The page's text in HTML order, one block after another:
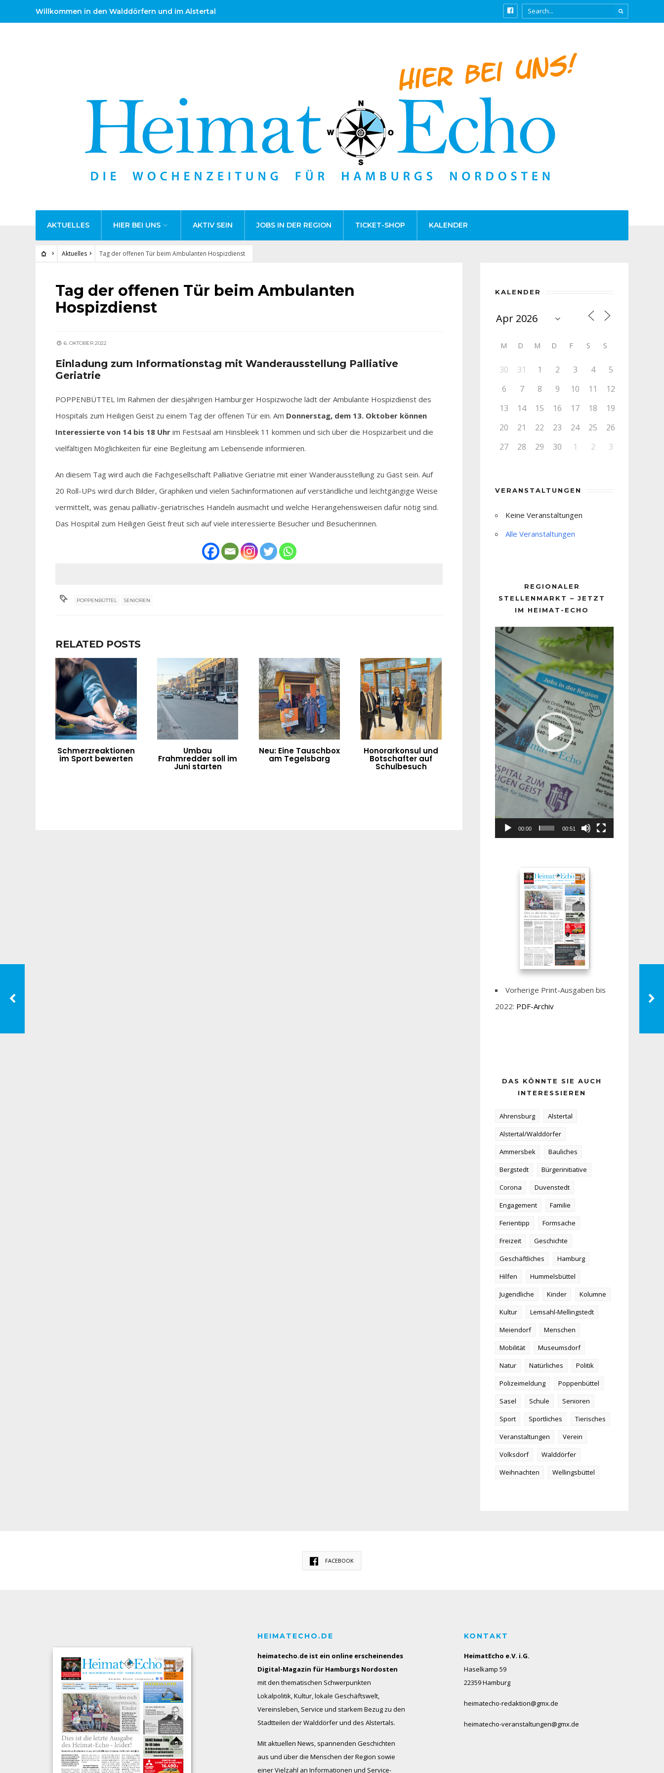
Willkommen in den Walddörfern und im Alstertal
AKTUELLES HIER BEI UNS AKTIV SEIN JOBS IN DER REGION TICKET-SHOP KALENDER
Aktuelles Tag der offenen Tür beim Ambulanten Hospizdienst
AKTUELLES
Tag der offenen Tür beim Ambulanten
Hospizdienst
6. OKTOBER 2022
Einladung zum Informationstag mit Wanderausstellung Palliative
Geriatrie
POPPENBÜTTEL Im Rahmen der diesjährigen Hamburger Hospizwoche lädt der Ambulante Hospizdienst des
Hospitals zum Heiligen Geist zu einem Tag der offenen Tür ein. Am Donnerstag, dem 13. Oktober können
Interessierte von 14 bis 18 Uhr im Festsaal am Hinsbleek 11 kommen und sich über die Hospizarbeit und die
vielfältigen Möglichkeiten für eine Begleitung am Lebensende informieren.
An diesem Tag wird auch die Fachgesellschaft Palliative Geriatrie mit einer Wanderausstellung zu Gast sein. Auf
20 Roll-UPs wird durch Bilder, Graphiken und vielen Sachinformationen auf verständliche und leichtgängige Weise
vermittelt, was genau palliativ-geriatrisches Handeln ausmacht und welche Herangehensweisen dafür nötig sind.
Das Hospital zum Heiligen Geist freut sich auf viele interessierte Besucher und Besucherinnen.
POPPENBÜTTEL SENIOREN
RELATED POSTS
Schmerzreaktionen
im Sport bewerten
Umbau
Frahmredder soll im
Juni starten
Neu: Eine Tauschbox
am Tegelsbarg
Honorarkonsul und
Botschafter auf
Schulbesuch
KALENDER
M D M D F S S
30 31 1 2 3 4
5
6
7 8 9 10 11
12
13
14 15 16 17 18
19
20
21 22 23 24 25
26
27
28 29 30 1 2 3
VERANSTALTUNGEN
Keine Veranstaltungen
Alle Veranstaltungen
REGIONALER
STELLENMARKT – JETZT
IM HEIMAT-ECHO
Player
00:00 00:51
Vorherige Print-Ausgaben bis
2022: PDF-Archiv
DAS KÖNNTE SIE AUCH
INTERESSIEREN
Ahrensburg
Alstertal
Alstertal/Walddörfer
Ammersbek
Bauliches
Bergstedt
Bürgerinitiative
Corona
Duvenstedt
Engagement
Familie
Ferientipp
Formsache
Freizeit
Geschichte
Geschäftliches
Hamburg
Hilfen
Hummelsbüttel
Jugendliche
Kinder
Kolumne
Kultur
Lemsahl-Mellingstedt
Meiendorf
Menschen
Mobilität
Museumsdorf
Natur
Natürliches
Politik
Polizeimeldung
Poppenbüttel
Sasel
Schule
Senioren
Sport
Sportliches
Tierisches
Veranstaltungen
Verein
Volksdorf
Walddörfer
Weihnachten
Wellingsbüttel
FACEBOOK
HEIMATECHO.DE
heimatecho.de ist ein online erscheinendes
Digital-Magazin für Hamburgs Nordosten
mit den thematischen Schwerpunkten
Lokalpolitik, Kultur, lokale Geschäftswelt,
Vereinsleben, Service und starkem Bezug zu den
Stadtteilen der Walddörfer und des Alstertals.
Mit aktuellen News, spannenden Geschichten
aus und über die Menschen der Region sowie
einer Vielzahl an Informationen und Service-
KONTAKT
HeimatEcho e.V. i.G.
Haselkamp 59
22359 Hamburg
heimatecho-redaktion@gmx.de
heimatecho-veranstaltungen@gmx.de